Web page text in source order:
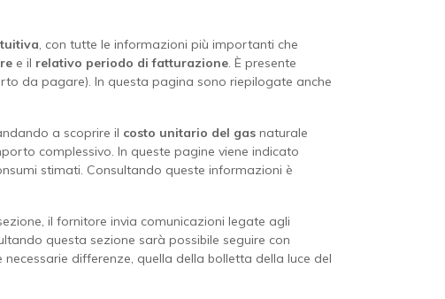
, con tutte le informazioni più importanti che
e il relativo periodo di fatturazione. È presente
da pagare). In questa pagina sono riepilogate anche
a scoprire il costo unitario del gas naturale
complessivo. In queste pagine viene indicato
stimati. Consultando queste informazioni è
il fornitore invia comunicazioni legate agli
questa sezione sarà possibile seguire con
differenze, quella della bolletta della luce del